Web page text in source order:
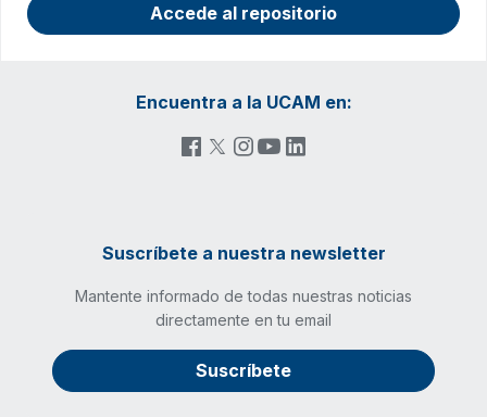
Accede al repositorio
Encuentra a la UCAM en:
Suscríbete a nuestra newsletter
Mantente informado de todas nuestras noticias
directamente en tu email
Suscríbete